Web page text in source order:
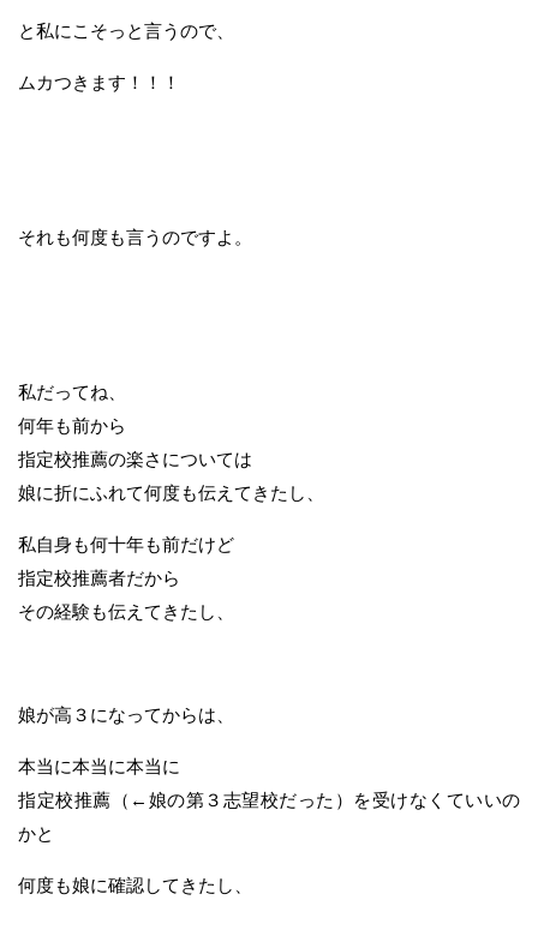
と私にこそっと言うので、
ムカつきます！！！
それも何度も言うのですよ。
私だってね、
何年も前から
指定校推薦の楽さについては
娘に折にふれて何度も伝えてきたし、
私自身も何十年も前だけど
指定校推薦者だから
その経験も伝えてきたし、
娘が高３になってからは、
本当に本当に本当に
指定校推薦（←娘の第３志望校だった）を受けなくていいの
かと
何度も娘に確認してきたし、